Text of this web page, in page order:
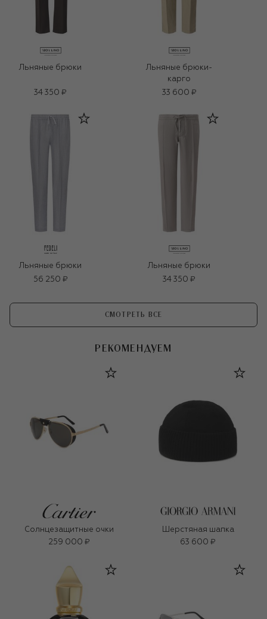
Льняные брюки
34 350 ₽
Льняные брюки-
карго
33 600 ₽
Льняные брюки
56 250 ₽
Льняные брюки
34 350 ₽
СМОТРЕТЬ ВСЕ
РЕКОМЕНДУЕМ
Солнцезащитные очки
259 000 ₽
Шерстяная шапка
63 600 ₽